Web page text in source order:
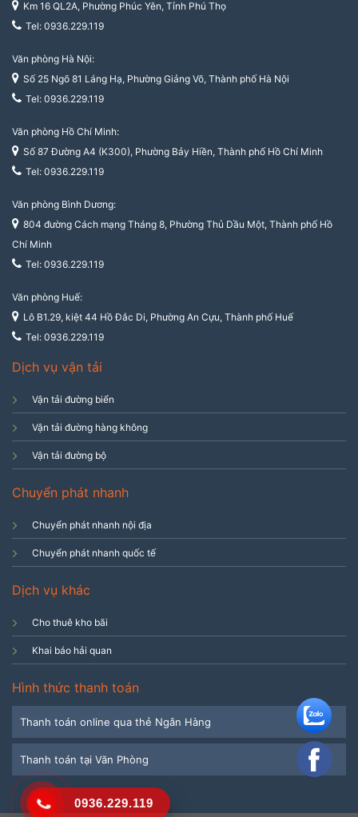
Km 16 QL2A, Phường Phúc Yên, Tỉnh Phú Thọ
Tel: 0936.229.119
Văn phòng Hà Nội:
Số 25 Ngõ 81 Láng Hạ, Phường Giảng Võ, Thành phố Hà Nội
Tel: 0936.229.119
Văn phòng Hồ Chí Minh:
Số 87 Đường A4 (K300), Phường Bảy Hiền, Thành phố Hồ Chí Minh
Tel: 0936.229.119
Văn phòng Bình Dương:
804 đường Cách mạng Tháng 8, Phường Thủ Dầu Một, Thành phố Hồ
Chí Minh
Tel: 0936.229.119
Văn phòng Huế:
Lô B1.29, kiệt 44 Hồ Đắc Di, Phường An Cựu, Thành phố Huế
Tel: 0936.229.119
Dịch vụ vận tải
Vận tải đường biển
Vận tải đường hàng không
Vận tải đường bộ
Chuyển phát nhanh
Chuyển phát nhanh nội địa
Chuyển phát nhanh quốc tế
Dịch vụ khác
Cho thuê kho bãi
Khai báo hải quan
Hình thức thanh toán
Thanh toán online qua thẻ Ngân Hàng
Thanh toán tại Văn Phòng
0936.229.119